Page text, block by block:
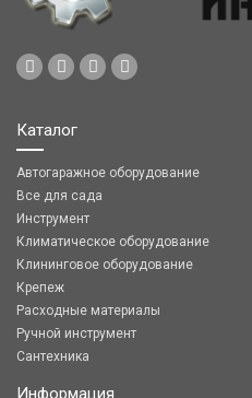
Каталог
Автогаражное оборудование
Все для сада
Инструмент
Климатическое оборудование
Клининговое оборудование
Крепеж
Расходные материалы
Ручной инструмент
Сантехника
Информация